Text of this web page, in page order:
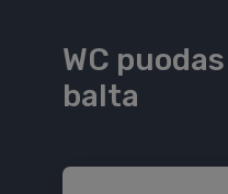
WC
balta